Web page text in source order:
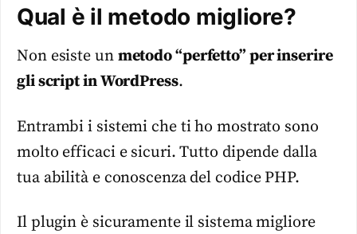
Qual è il metodo migliore?
Non esiste un metodo “perfetto” per inserire
gli script in WordPress.
Entrambi i sistemi che ti ho mostrato sono
molto efficaci e sicuri. Tutto dipende dalla
tua abilità e conoscenza del codice PHP.
Il plugin è sicuramente il sistema migliore